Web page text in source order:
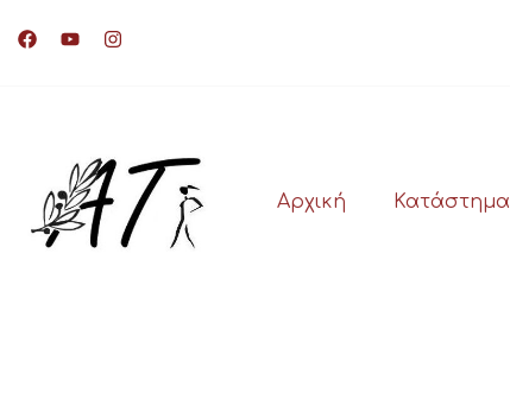
Αρχική Κατάστημα